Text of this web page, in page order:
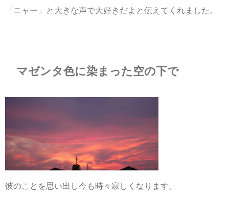
「ニャー」と大きな声で大好きだよと伝えてくれました。
マゼンタ色に染まった空の下で
彼のことを思い出し今も時々寂しくなります。